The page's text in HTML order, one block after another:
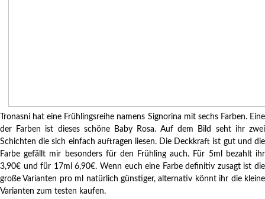
Tronasni hat eine Frühlingsreihe namens Signorina mit sechs Farben. Eine
der Farben ist dieses schöne Baby Rosa. Auf dem Bild seht ihr zwei
Schichten die sich einfach auftragen liesen. Die Deckkraft ist gut und die
Farbe gefällt mir besonders für den Frühling auch. Für 5ml bezahlt ihr
3,90€ und für 17ml 6,90€. Wenn euch eine Farbe definitiv zusagt ist die
große Varianten pro ml natürlich günstiger, alternativ könnt ihr die kleine
Varianten zum testen kaufen.